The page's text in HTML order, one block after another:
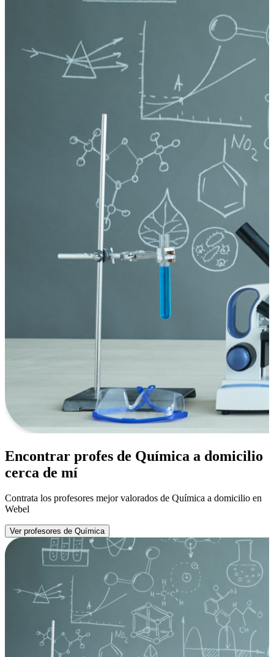
Encontrar profes de Química a domicilio
cerca de mí
Contrata los profesores mejor valorados de Química a domicilio en
Webel
Ver profesores de Química